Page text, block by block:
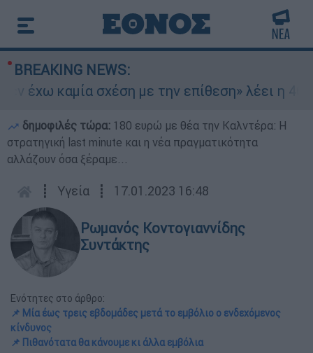
BREAKING NEWS:
καμία σχέση με την επίθεση» λέει η
δημοφιλές τώρα: 180 ευρώ με θέα την Καλντέρα: Η
στρατηγική last minute και η νέα πραγματικότητα
αλλάζουν όσα ξέραμε...
┋ Υγεία ┋ 17.01.2023 16:48
Ρωμανός Κοντογιαννίδης
Συντάκτης
Ενότητες στο άρθρο:
📌 Μία έως τρεις εβδομάδες μετά το εμβόλιο ο ενδεχόμενος
κίνδυνος
📌 Πιθανότατα θα κάνουμε κι άλλα εμβόλια